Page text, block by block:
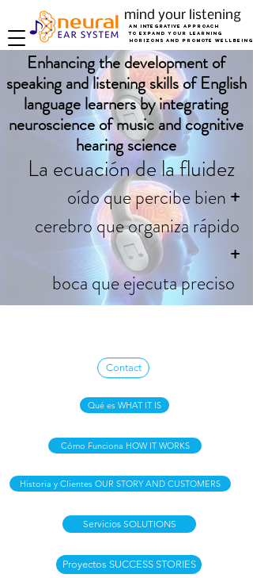
Enhancing the development of
speaking and listening skills of English
language learners by integrating
neuroscience of music and cognitive
hearing science
La ecuación de la fluidez
oído que percibe bien +
cerebro que organiza rápido
+
boca que ejecuta preciso
mind your listening
AN INTEGRATIVE APPROACH
TO EXPAND YOUR LEARNING
HORIZONS AND PROMOTE WELLBEING
Contact
Qué es WHAT IT IS
Cómo Funciona HOW IT WORKS
Historia y Clientes OUR STORY AND CUSTOMERS
Servicios SOLUTIONS
Proyectos SUCCESS STORIES